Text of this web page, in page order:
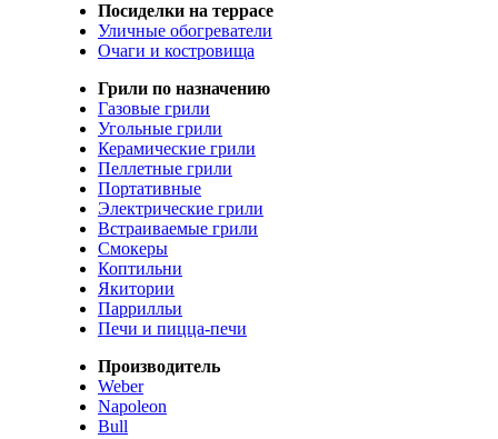
Посиделки на террасе
Уличные обогреватели
Очаги и костровища
Грили по назначению
Газовые грили
Угольные грили
Керамические грили
Пеллетные грили
Портативные
Электрические грили
Встраиваемые грили
Смокеры
Коптильни
Якитории
Паррилльи
Печи и пицца-печи
Производитель
Weber
Napoleon
Bull